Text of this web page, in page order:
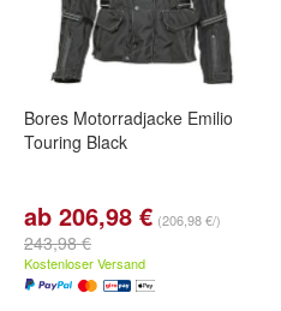
Bores Motorradjacke Emilio
Touring Black
ab 206,98 € (206,98 €/)
243,98 €
Kostenloser Versand